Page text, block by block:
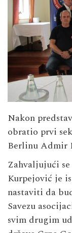
Nakon
obratio prvi
Berlinu Admir
Zahvaljujući
Kurpejović je
nastaviti da
Savezu
svim drugim